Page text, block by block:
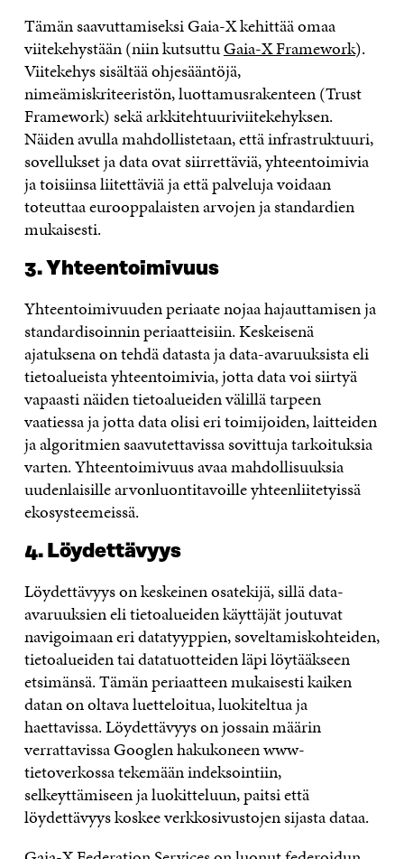
Tämän saavuttamiseksi Gaia-X kehittää omaa
viitekehystään (niin kutsuttuGaia-X Framework).
Viitekehys sisältää ohjesääntöjä,
nimeämiskriteeristön, luottamusrakenteen (Trust
Framework) sekä arkkitehtuuriviitekehyksen.
Näiden avulla mahdollistetaan, että infrastruktuuri,
sovellukset ja data ovat siirrettäviä, yhteentoimivia
ja toisiinsa liitettäviä ja että palveluja voidaan
toteuttaa eurooppalaisten arvojen ja standardien
mukaisesti.
3. Yhteentoimivuus
Yhteentoimivuuden periaate nojaa hajauttamisen ja
standardisoinnin periaatteisiin. Keskeisenä
ajatuksena on tehdä datasta ja data-avaruuksista eli
tietoalueista yhteentoimivia, jotta data voi siirtyä
vapaasti näiden tietoalueiden välillä tarpeen
vaatiessa ja jotta data olisi eri toimijoiden, laitteiden
ja algoritmien saavutettavissa sovittuja tarkoituksia
varten. Yhteentoimivuus avaa mahdollisuuksia
uudenlaisille arvonluontitavoille yhteenliitetyissä
ekosysteemeissä.
4. Löydettävyys
Löydettävyys on keskeinen osatekijä, sillä data-
avaruuksien eli tietoalueiden käyttäjät joutuvat
navigoimaan eri datatyyppien, soveltamiskohteiden,
tietoalueiden tai datatuotteiden läpi löytääkseen
etsimänsä. Tämän periaatteen mukaisesti kaiken
datan on oltava luetteloitua, luokiteltua ja
haettavissa. Löydettävyys on jossain määrin
verrattavissa Googlen hakukoneen www-
tietoverkossa tekemään indeksointiin,
selkeyttämiseen ja luokitteluun, paitsi että
löydettävyys koskee verkkosivustojen sijasta dataa.